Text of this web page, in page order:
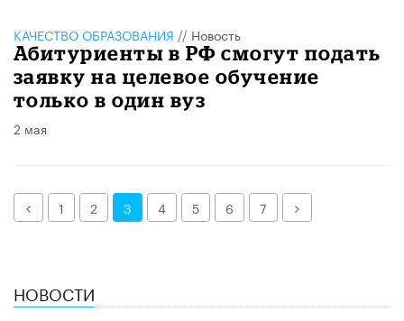
КАЧЕСТВО ОБРАЗОВАНИЯ // Новость
Абитуриенты в РФ смогут подать
заявку на целевое обучение
только в один вуз
2 мая
Назад1 2 3 4 5 6 7 Далее
НОВОСТИ